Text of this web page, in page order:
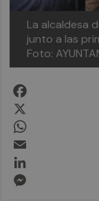
La alcaldesa
junto a las
Foto: